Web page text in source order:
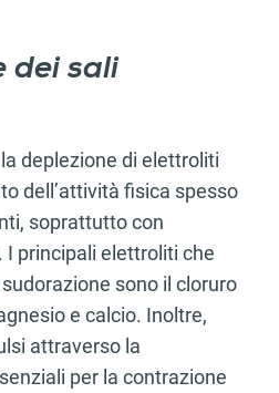
dei sali
deplezione di elettroliti
dell’attività fisica spesso
soprattutto con
principali elettroliti che
sono il cloruro
e calcio. Inoltre,
attraverso la
per la contrazione